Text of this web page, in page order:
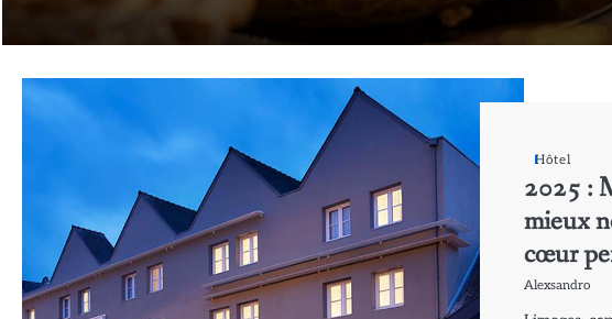
Hôtel
2025 :
mieux
cœur
Alexsandro